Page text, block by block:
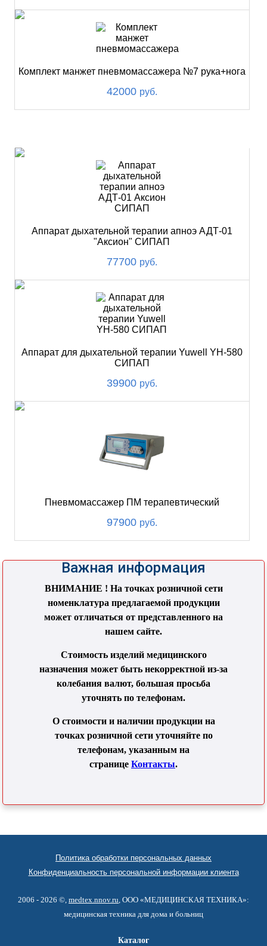
Комплект манжет пневмомассажера №7 рука+нога
42000 руб.
Аппарат дыхательной терапии апноэ АДТ-01
"Аксион" СИПАП
77700 руб.
Аппарат для дыхательной терапии Yuwell YH-580
СИПАП
39900 руб.
Пневмомассажер ПМ терапевтический
97900 руб.
Важная информация
ВНИМАНИЕ ! На точках розничной сети
номенклатура предлагаемой продукции
может отличаться от представленного на
нашем сайте.
Стоимость изделий медицинского
назначения может быть некорректной из-за
колебания валют, большая просьба
уточнять по телефонам.
О стоимости и наличии продукции на
точках розничной сети уточняйте по
телефонам, указанным на
странице Контакты.
Политика обработки персональных данных
Конфиденциальность персональной информации клиента
2006 - 2026 ©, medtex.nnov.ru , ООО «МЕДИЦИНСКАЯ ТЕХНИКА»:
медицинская техника для дома и больниц
Каталог